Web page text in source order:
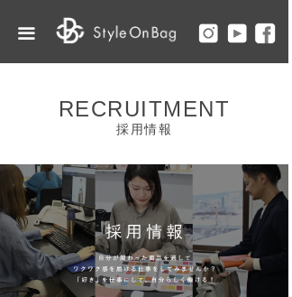
끀
ABOUT US
BRANDS
RECRUIT
ONLINE STORE
CONTACT
RECRUITMENT
採用情報